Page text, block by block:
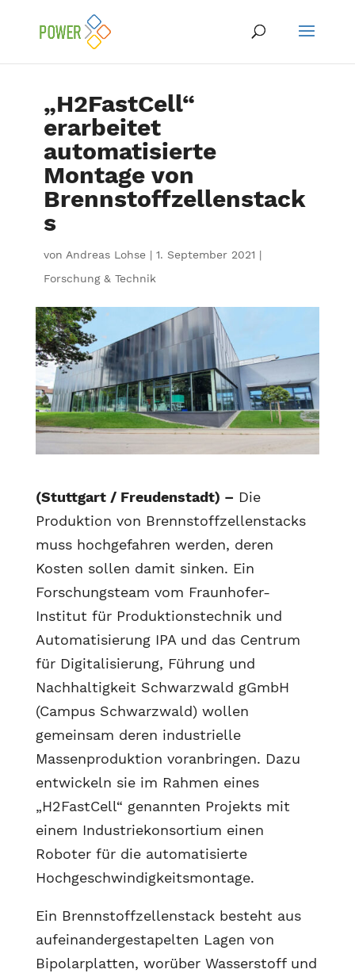
„H2FastCell“
erarbeitet
automatisierte
Montage von
Brennstoffzellenstack
s
von Andreas Lohse| 1. September 2021 |
Forschung & Technik
(Stuttgart / Freudenstadt) – Die
Produktion von Brennstoffzellenstacks
muss hochgefahren werden, deren
Kosten sollen damit sinken. Ein
Forschungsteam vom Fraunhofer-
Institut für Produktionstechnik und
Automatisierung IPA und das Centrum
für Digitalisierung, Führung und
Nachhaltigkeit Schwarzwald gGmbH
(Campus Schwarzwald) wollen
gemeinsam deren industrielle
Massenproduktion voranbringen. Dazu
entwickeln sie im Rahmen eines
„H2FastCell“ genannten Projekts mit
einem Industriekonsortium einen
Roboter für die automatisierte
Hochgeschwindigkeitsmontage.
Ein Brennstoffzellenstack besteht aus
aufeinandergestapelten Lagen von
Bipolarplatten, worüber Wasserstoff und